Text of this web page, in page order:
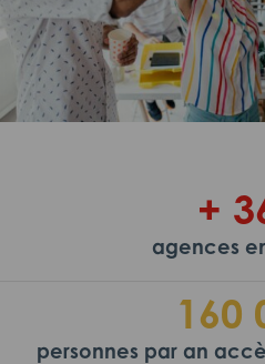
+
agences
160
personnes par an